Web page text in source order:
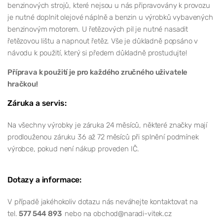
benzinových strojů, které nejsou u nás připravovány k provozu
je nutné doplnit olejové náplně a benzin u výrobků vybavených
benzinovým motorem. U řetězových pil je nutné nasadit
řetězovou lištu a napnout řetěz. Vše je důkladně popsáno v
návodu k použití, který si předem důkladně prostudujte!
Příprava k použití je pro každého zručného uživatele
hračkou!
Záruka a servis:
Na všechny výrobky je záruka 24 měsíců, některé značky mají
prodlouženou záruku 36 až 72 měsíců při splnění podmínek
výrobce, pokud není nákup proveden IČ.
Dotazy a informace:
V případě jakéhokoliv dotazu nás neváhejte kontaktovat na
tel.577 544 893 nebo na obchod@naradi-vitek.cz